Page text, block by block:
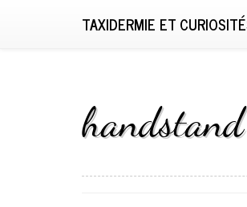
TAXIDERMIE ET
handstand